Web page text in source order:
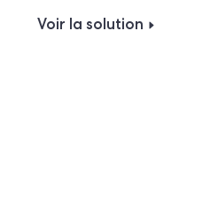
Voir la solution